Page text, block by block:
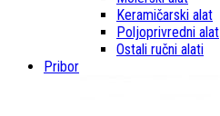
Keramičarski alat
Poljoprivredni alat
Ostali ručni alati
Pribor